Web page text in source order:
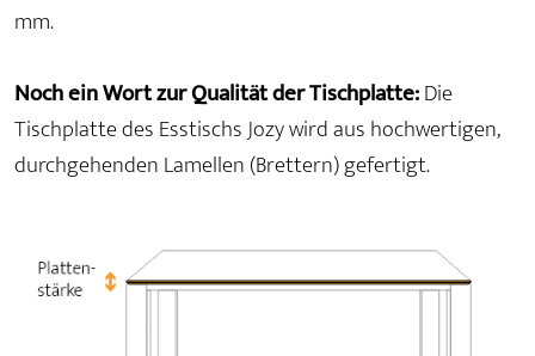
mm.
Noch ein Wort zur Qualität der Tischplatte:Die
Tischplatte des Esstischs Jozy wird aus hochwertigen,
durchgehenden Lamellen (Brettern) gefertigt.